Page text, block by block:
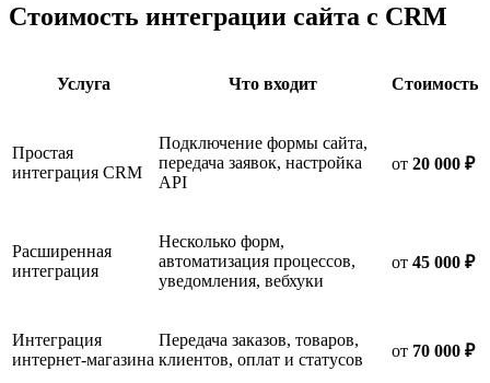
Стоимость интеграции сайта с CRM
Услуга Что входит Стоимость
Простая
интеграция CRM
Подключение формы сайта,
передача заявок, настройка
API
от 20 000 ₽
Расширенная
интеграция
Несколько форм,
автоматизация процессов,
уведомления, вебхуки
от 45 000 ₽
Интеграция
интернет-магазина
Передача заказов, товаров,
клиентов, оплат и статусов
от 70 000 ₽